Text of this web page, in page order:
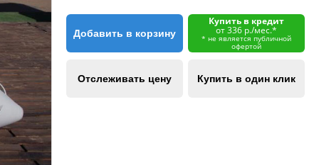
Добавить в корзину
Купить в кредит
от 336 р./мес.*
* не является публичной
офертой
Отслеживать цену Купить в один клик